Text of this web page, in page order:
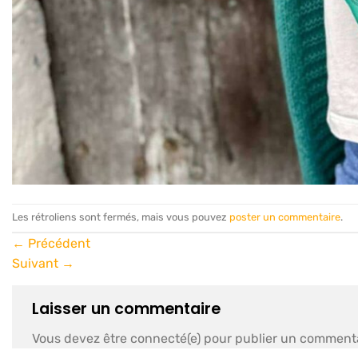
Les rétroliens sont fermés, mais vous pouvez poster un commentaire.
← Précédent
Suivant →
Laisser un commentaire
Vous devez être connecté(e) pour publier un